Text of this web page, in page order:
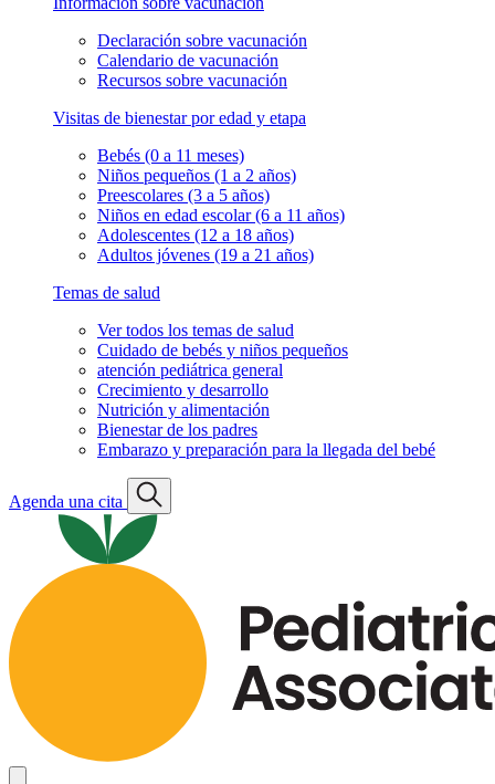
Declaración sobre vacunación
Calendario de vacunación
Recursos sobre vacunación
Visitas de bienestar por edad y etapa
Bebés (0 a 11 meses)
Niños pequeños (1 a 2 años)
Preescolares (3 a 5 años)
Niños en edad escolar (6 a 11 años)
Adolescentes (12 a 18 años)
Adultos jóvenes (19 a 21 años)
Temas de salud
Ver todos los temas de salud
Cuidado de bebés y niños pequeños
atención pediátrica general
Crecimiento y desarrollo
Nutrición y alimentación
Bienestar de los padres
Embarazo y preparación para la llegada del bebé
Agenda una cita